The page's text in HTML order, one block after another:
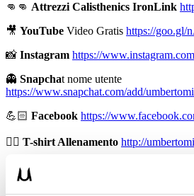
👊👊 Attrezzi Calisthenics IronLink
🎥 YouTube Video Gratis https://goo.gl/
📸 Instagram https://
👻 Snapchat nome utente
https://www.snapchat.com/add/
💪🏻 Facebook https://
🏋🏻 T-shirt Allenamento http://
👕Abbigliamento Burningate http://
➡http://www.il-personaltrainer.com il